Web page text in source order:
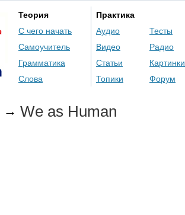
Теория
С чего начать
Самоучитель
Грамматика
Слова
Практика
Аудио
Видео
Статьи
Топики
Тесты
Радио
Картинки
Форум
→ We as Human